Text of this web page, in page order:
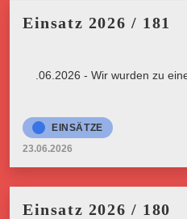
Einsatz 2026 / 181
23.06.2026 - Wir wurden zu
EINSÄTZE
23.06.2026
Einsatz 2026 / 180